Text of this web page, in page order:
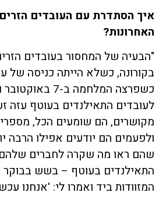
איך הסתדרת עם העובדים
האחרונות?
"הבעיה של המחסור בעובדים
בקורונה, כשלא הייתה כניסה של
כשפרצה המלחמה ב-7
לעובדים התאילנדים בעוטף עזה
מקושרים, הם שומעים הכל,
ולפעמים הם יודעים אפילו הרבה
שהם ראו מה שקרה לחברים שלהם
התאילנדים בעוטף – בשש בבוקר
המזוודות ביד ואמרו לי: 'אנחנו